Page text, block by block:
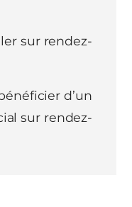
sur rendez-
d’un
sur rendez-